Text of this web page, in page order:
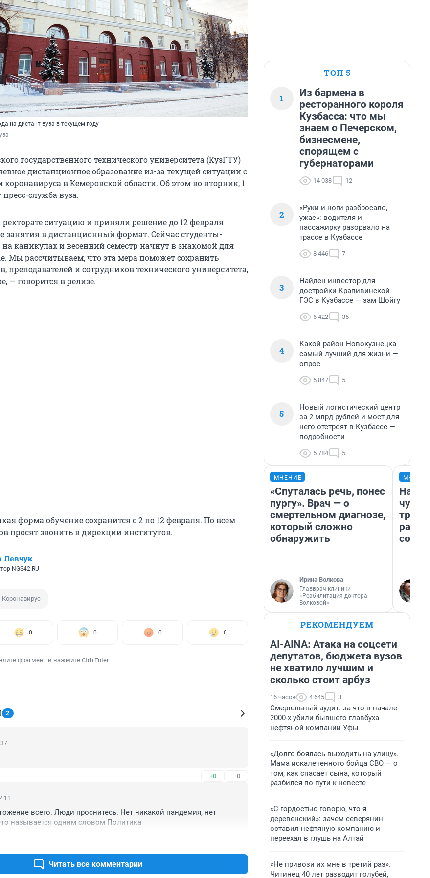
на дистант вуза в текущем году
государственного технического университета (КузГТУ)
дистанционное образование из-за текущей ситуации с
в Кемеровской области. Об этом во вторник, 1
служба вуза.
ситуацию и приняли решение до 12 февраля
занятия в дистанционный формат. Сейчас студенты-
каникулах и весенний семестр начнут в знакомой для
Мы рассчитываем, что эта мера поможет сохранить
преподавателей и сотрудников технического университета,
— говорится в релизе.
форма обучение сохранится с 2 по 12 февраля. По всем
просят звонить в дирекции институтов.
Левчук
NGS42.RU
Коронавирус
0 0 0 0
фрагмент и нажмите Ctrl+Enter
2
+0 –0
всего. Люди проснитесь. Нет никакой пандемия, нет
называется одним словом Политика
Читать все комментарии
ТОП 5
1
Из бармена в
ресторанного короля
Кузбасса: что мы
знаем о Печерском,
бизнесмене,
спорящем с
губернаторами
14 038 12
2
«Руки и ноги разбросало,
ужас»: водителя и
пассажирку разорвало на
трассе в Кузбассе
8 446 7
3
Найден инвестор для
достройки Крапивинской
ГЭС в Кузбассе — зам Шойгу
6 422 35
4
Какой район Новокузнецка
самый лучший для жизни —
опрос
5 847 5
5
Новый логистический центр
за 2 млрд рублей и мост для
него отстроят в Кузбассе —
подробности
5 784 5
МНЕНИЕ
«Спуталась речь, понес
пургу». Врач — о
смертельном диагнозе,
который сложно
обнаружить
Ирина Волкова
Главврач клиники
«Реабилитация доктора
Волковой»
РЕКОМЕНДУЕМ
AI-AINA: Атака на соцсети
депутатов, бюджета вузов
не хватило лучшим и
сколько стоит арбуз
16 часов 4 645 3
Смертельный аудит: за что в начале
2000-х убили бывшего главбуха
нефтяной компании Уфы
«Долго боялась выходить на улицу».
Мама искалеченного бойца СВО — о
том, как спасает сына, который
разбился по пути к невесте
«С гордостью говорю, что я
деревенский»: зачем северянин
оставил нефтяную компанию и
переехал в глушь на Алтай
«Не привози их мне в третий раз».
Читинец 40 лет разводит голубей,